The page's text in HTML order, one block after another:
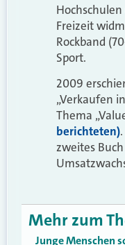
Freizeit
Rockband
Sport.
2009
„Verkaufen
Thema
berichteten)
zweites
Mehr zum
Junge Menschen